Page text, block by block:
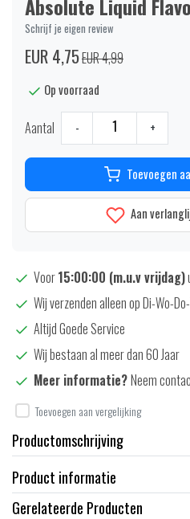
Absolute Liquid
Schrijf je eigen review
EUR 4,75EUR 4,99
Op voorraad
Aantal - +
Toevoegen
Aan
Voor15:00:00 (m.u.v vrijdag)
Wij verzenden alleen op Di-Wo-
Altijd Goede Service
Wij bestaan al meer dan 60 Jaar
Meer informatie?Neem
Toevoegen aan vergelijking
Productomschrijving
Product informatie
Gerelateerde Producten